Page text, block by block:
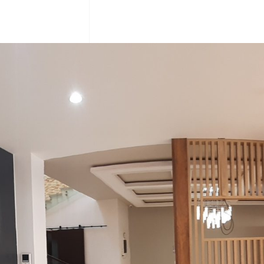
Nos Services
03